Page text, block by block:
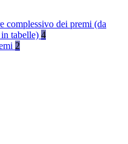
complessivo dei premi (da
tabelle) 4
2